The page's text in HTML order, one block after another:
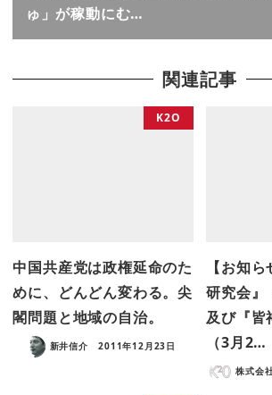
ゅ」が稼動にむ…
関連記事
K2O
中国共産党は政権延命のた
めに、どんどん変わる。尖
閣問題と地域の自治。
新井信介 2011年12月23日
【お知
研究会』
及び『皆
（3月2…
株式会